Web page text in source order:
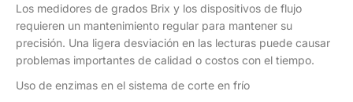
Los medidores de grados Brix y los dispositivos de flujo
requieren un mantenimiento regular para mantener su
precisión. Una ligera desviación en las lecturas puede causar
problemas importantes de calidad o costos con el tiempo.
Uso de enzimas en el sistema de corte en frío